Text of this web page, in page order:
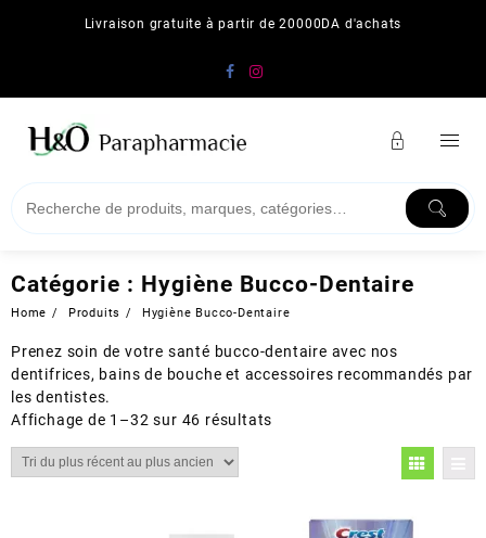
Livraison gratuite à partir de 20000DA d'achats
Catégorie : Hygiène Bucco-Dentaire
Home Produits Hygiène Bucco-Dentaire
Prenez soin de votre santé bucco-dentaire avec nos
dentifrices, bains de bouche et accessoires recommandés par
les dentistes.
Affichage de 1–32 sur 46 résultats